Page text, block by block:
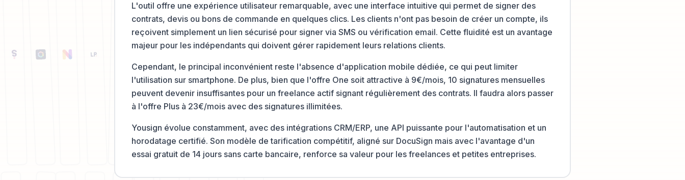
L'outil offre une expérience utilisateur remarquable, avec une interface intuitive qui permet de signer des
contrats, devis ou bons de commande en quelques clics. Les clients n'ont pas besoin de créer un compte, ils
reçoivent simplement un lien sécurisé pour signer via SMS ou vérification email. Cette fluidité est un avantage
majeur pour les indépendants qui doivent gérer rapidement leurs relations clients.
Cependant, le principal inconvénient reste l'absence d'application mobile dédiée, ce qui peut limiter
l'utilisation sur smartphone. De plus, bien que l'offre One soit attractive à 9€/mois, 10 signatures mensuelles
peuvent devenir insuffisantes pour un freelance actif signant régulièrement des contrats. Il faudra alors passer
à l'offre Plus à 23€/mois avec des signatures illimitées.
Yousign évolue constamment, avec des intégrations CRM/ERP, une API puissante pour l'automatisation et un
horodatage certifié. Son modèle de tarification compétitif, aligné sur DocuSign mais avec l'avantage d'un
essai gratuit de 14 jours sans carte bancaire, renforce sa valeur pour les freelances et petites entreprises.